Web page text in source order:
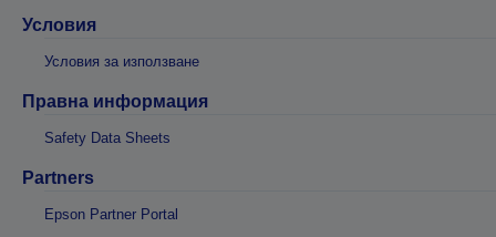
Условия
Условия за използване
Правна информация
Safety Data Sheets
Partners
Epson Partner Portal